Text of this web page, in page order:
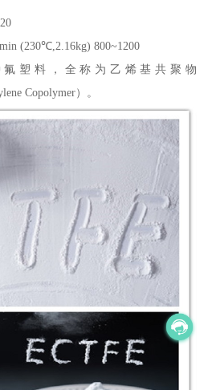
(230℃,2.16kg) 800~1200
氟塑料，全称为乙烯基共聚物
Copolymer）。